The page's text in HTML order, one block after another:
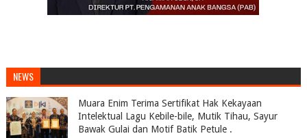
NEWS
Muara Enim Terima Sertifikat Hak Kekayaan
Intelektual Lagu Kebile-bile, Mutik Tihau, Sayur
Bawak Gulai dan Motif Batik Petule .